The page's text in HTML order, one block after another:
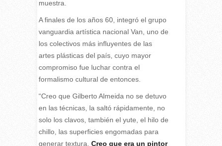
muestra.
A finales de los años 60, integró el grupo
vanguardia artística nacional Van, uno de
los colectivos más influyentes de las
artes plásticas del país, cuyo mayor
compromiso fue luchar contra el
formalismo cultural de entonces.
“Creo que Gilberto Almeida no se detuvo
en las técnicas, la saltó rápidamente, no
solo los clavos, también el yute, el hilo de
chillo, las superficies engomadas para
generar textura. Creo que era un pintor